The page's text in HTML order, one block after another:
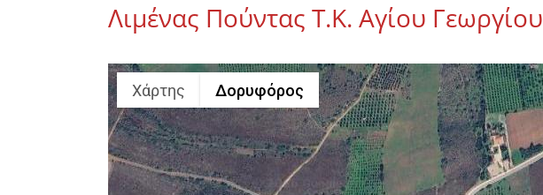
Λιμένας Πούντας Τ.Κ. Αγίου Γεωργίου
Χάρτης Δορυφόρος